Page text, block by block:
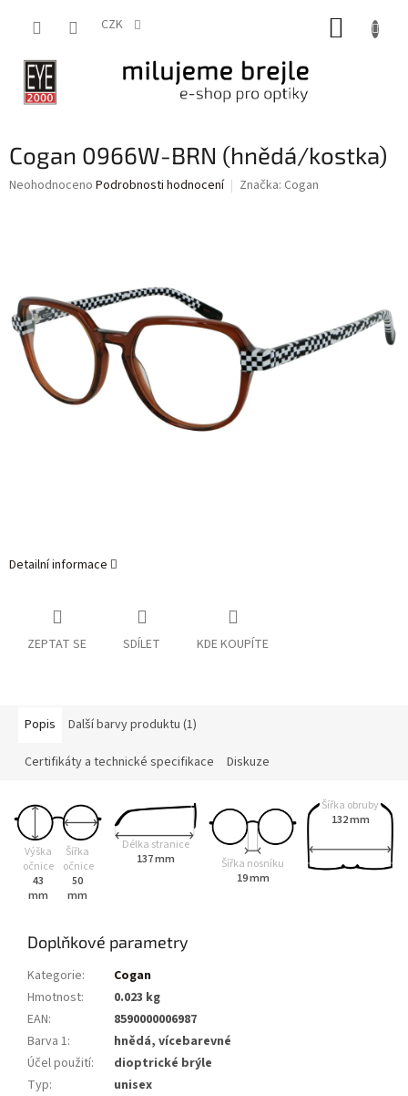
CZK
Cogan 0966W-BRN (hnědá/kostka)
Průměrné
hvězdiček.
Neohodnoceno Podrobnosti hodnocení Značka: Cogan
Detailní informace
ZEPTAT SE SDÍLET KDE KOUPÍTE
Popis Další barvy produktu (1)
Certifikáty a technické specifikace Diskuze
Výška
očnice
43
mm
Šířka
očnice
50
mm
Délka stranice
137 mm
Šířka nosníku
19 mm
Šířka obruby
132 mm
Doplňkové parametry
Kategorie:
Cogan
Hmotnost:
0.023 kg
EAN:
8590000006987
Barva 1:
hnědá, vícebarevné
Účel použití:
dioptrické brýle
Typ:
unisex